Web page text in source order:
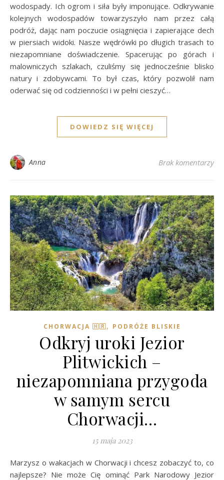
wodospady. Ich ogrom i siła były imponujące. Odkrywanie
kolejnych wodospadów towarzyszyło nam przez całą
podróż, dając nam poczucie osiągnięcia i zapierające dech
w piersiach widoki. Nasze wędrówki po długich trasach to
niezapomniane doświadczenie. Spacerując po górach i
malowniczych szlakach, czuliśmy się jednocześnie blisko
natury i zdobywcami. To był czas, który pozwolił nam
oderwać się od codzienności i w pełni cieszyć…
DOWIEDZ SIĘ WIĘCEJ
Anna Brak komentarzy
CHORWACJA 🇭🇷, PODRÓŻE BLISKIE
Odkryj uroki Jezior
Plitwickich –
niezapomniana przygoda
w samym sercu
Chorwacji…
15 maja 2023
Marzysz o wakacjach w Chorwacji i chcesz zobaczyć to, co
najlepsze? Nie może Cię ominąć Park Narodowy Jezior